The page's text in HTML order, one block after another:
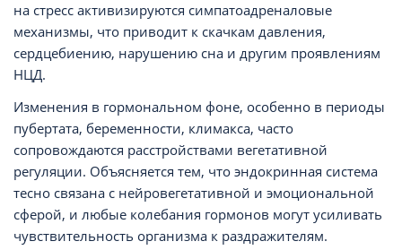
на стресс активизируются симпатоадреналовые
механизмы, что приводит к скачкам давления,
сердцебиению, нарушению сна и другим проявлениям
НЦД.
Изменения в гормональном фоне, особенно в периоды
пубертата, беременности, климакса, часто
сопровождаются расстройствами вегетативной
регуляции. Объясняется тем, что эндокринная система
тесно связана с нейровегетативной и эмоциональной
сферой, и любые колебания гормонов могут усиливать
чувствительность организма к раздражителям.